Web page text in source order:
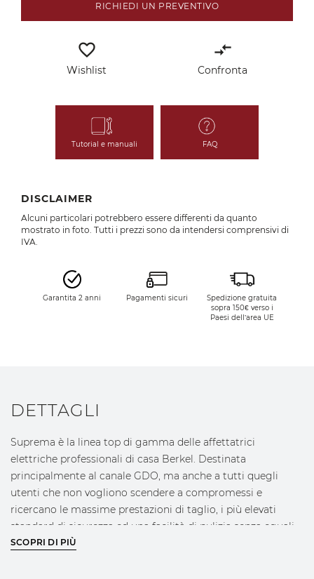
RICHIEDI UN PREVENTIVO
favorite_border
Wishlist
compare_arrows
Confronta
Tutorial e manuali FAQ
DISCLAIMER
Alcuni particolari potrebbero essere differenti da quanto
mostrato in foto. Tutti i prezzi sono da intendersi comprensivi di
IVA.
Garantita 2 anni Pagamenti sicuri
Spedizione gratuita
sopra 150€ verso i
Paesi dell’area UE
DETTAGLI
Suprema è la linea top di gamma delle affettatrici
elettriche professionali di casa Berkel. Destinata
principalmente al canale GDO, ma anche a tutti quegli
utenti che non vogliono scendere a compromessi e
ricercano le massime prestazioni di taglio, i più elevati
standard di sicurezza ed una facilità di pulizia senza eguali
nella categoria a tutto beneficio della facilità di utilizzo,
SCOPRI DI PIÙ